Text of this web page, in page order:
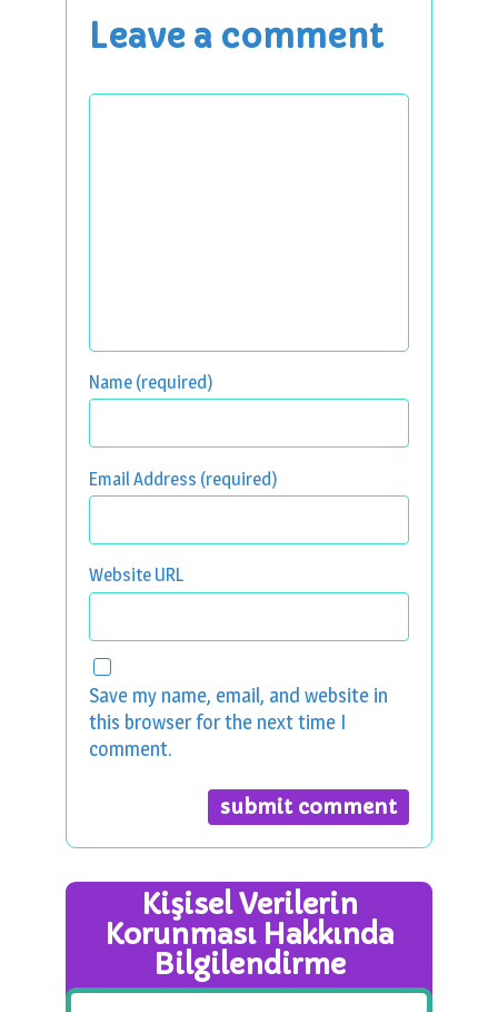
Leave a comment
Name (required)
Email Address (required)
Website URL
Save my name, email, and website in
this browser for the next time I
comment.
Kişisel Verilerin
Korunması Hakkında
Bilgilendirme